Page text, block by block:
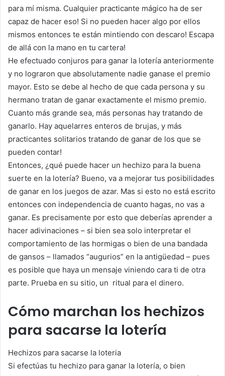
para mí misma. Cualquier practicante mágico ha de ser
capaz de hacer eso! Si no pueden hacer algo por ellos
mismos entonces te están mintiendo con descaro! Escapa
de allá con la mano en tu cartera!
He efectuado conjuros para ganar la lotería anteriormente
y no lograron que absolutamente nadie ganase el premio
mayor. Esto se debe al hecho de que cada persona y su
hermano tratan de ganar exactamente el mismo premio.
Cuanto más grande sea, más personas hay tratando de
ganarlo. Hay aquelarres enteros de brujas, y más
practicantes solitarios tratando de ganar de los que se
pueden contar!
Entonces, ¿qué puede hacer un hechizo para la buena
suerte en la lotería? Bueno, va a mejorar tus posibilidades
de ganar en los juegos de azar. Mas si esto no está escrito
entonces con independencia de cuanto hagas, no vas a
ganar. Es precisamente por esto que deberías aprender a
hacer adivinaciones – si bien sea solo interpretar el
comportamiento de las hormigas o bien de una bandada
de gansos – llamados “augurios” en la antigüedad – pues
es posible que haya un mensaje viniendo cara ti de otra
parte. Prueba en su sitio, un ritual para el dinero.
Cómo marchan los hechizos
para sacarse la lotería
Hechizos para sacarse la loteria
Si efectúas tu hechizo para ganar la lotería, o bien